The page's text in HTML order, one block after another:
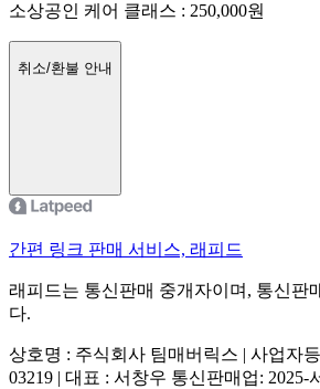
소상공인 케어 클래스 : 250,000원
취소/환불 안내
간편 링크 판매 서비스, 래피드
래피드는 통신판매 중개자이며, 통신판
다.
상호명 : 주식회사 팀매버릭스 | 사업자
03219 | 대표 : 서창우 통신판매업: 2025-